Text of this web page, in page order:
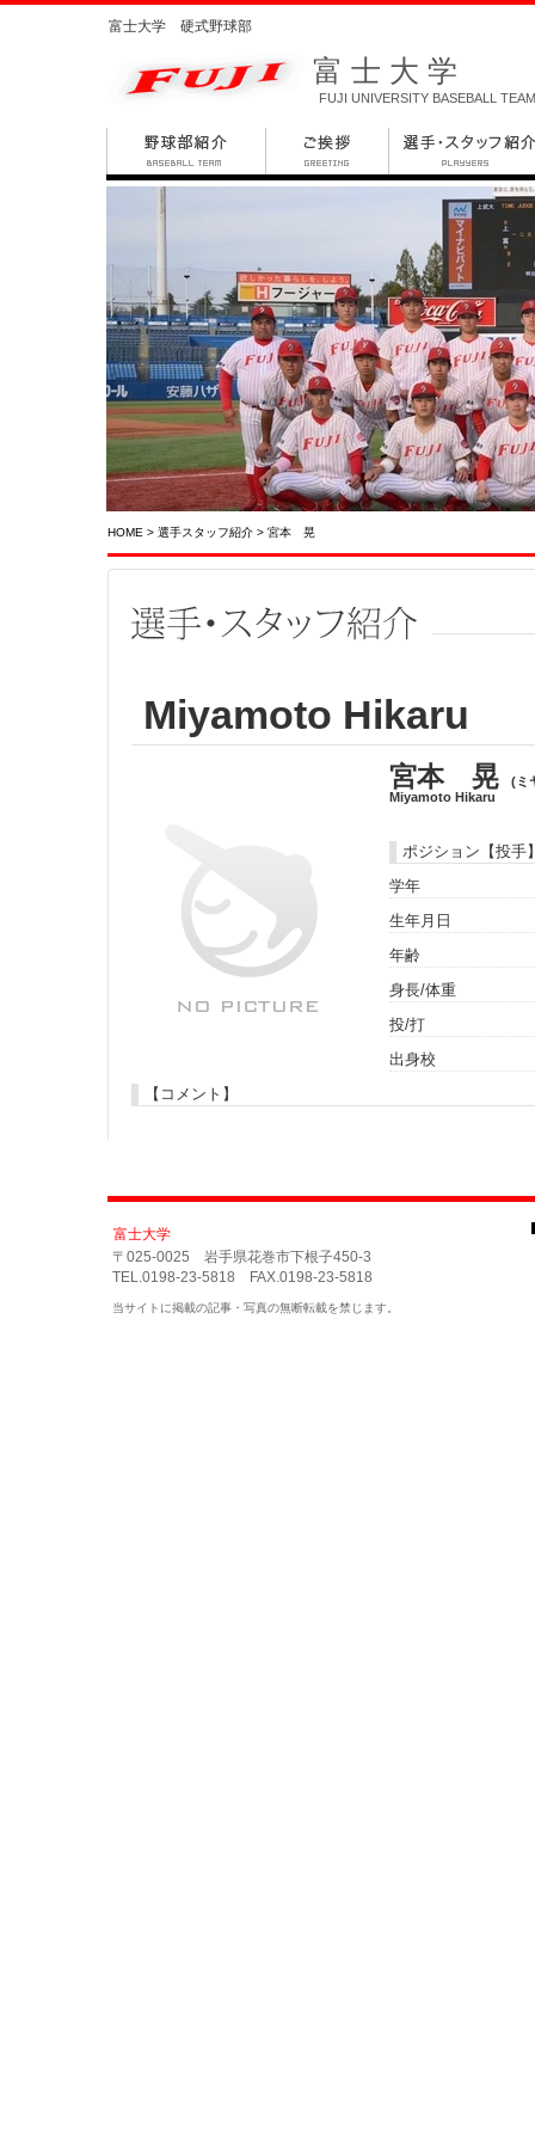
富士大学 硬式野球部
富士大学
FUJI UNIVERSITY BASEBALL TEAM
HOME > 選手スタッフ紹介 > 宮本 晃
Miyamoto Hikaru
宮本 晃
(ミ
Miyamoto Hikaru
ポジション【投手
学年
生年月日
年齢
身長/体重
投/打
出身校
【コメント】
富士大学
〒025-0025 岩手県花巻市下根子450-3
TEL.0198-23-5818 FAX.0198-23-5818
当サイトに掲載の記事・写真の無断転載を禁じます。